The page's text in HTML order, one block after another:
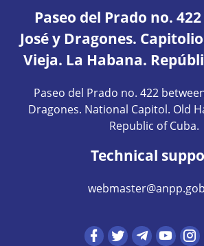
Paseo del Prado no.
José y Dragones.
Vieja. La Habana.
Paseo del Prado no. 422
Dragones. National Capitol. Old
Republic of Cuba.
Technical
Redes